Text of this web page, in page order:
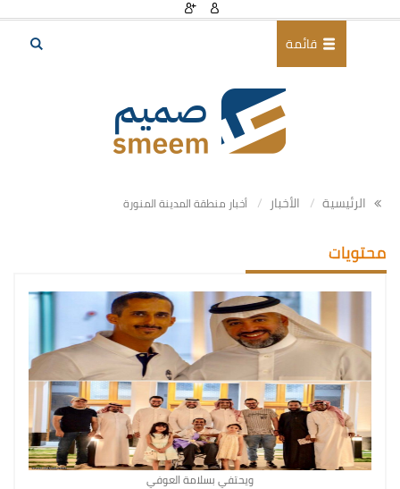
قائمة
الرئيسية الأخبار أخبار منطقة المدينة المنورة
محتويات
ويحتفي بسلامة العوفي